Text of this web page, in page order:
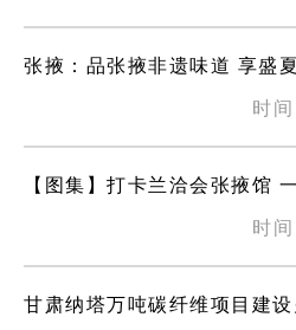
张掖：品张掖非遗味道 享盛
时
【图集】打卡兰洽会张掖馆
时
甘肃纳塔万吨碳纤维项目建